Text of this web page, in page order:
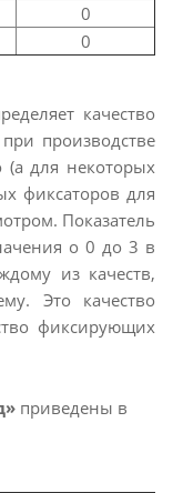
0
0
качество
производстве
(а для некоторых
фиксаторов для
Показатель
о 0 до 3 в
из качеств,
Это качество
фиксирующих
приведены в